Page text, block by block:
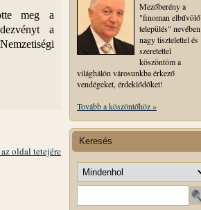
meg a
a
oldal tetejére
Mezőberény a
"finoman elbűvölő
település" nevében
nagy tisztelettel és
szeretettel
köszöntöm a
világhálón városunkba érkező
vendégeket, érdeklődőket!
Tovább a köszöntőhöz »
Keresés
Keresés helye